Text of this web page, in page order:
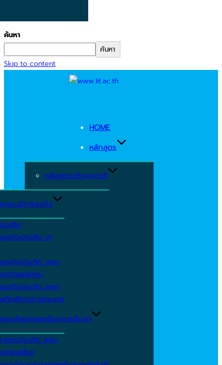
ค้นหา
ค้นหา
Skip to content
HOME
หลักสูตร
หลักสูตรปริญญาตรี
คณะบริหารธุรกิจ
ณฑิต
ธุรกิจบัณฑิต สา
ธุรกิจบัณฑิต สาขา
รกิจสมัยใหม่
ธุรกิจบัณฑิต สาขา
ติกส์ระหว่างประเทศ
คณะศิลปศาสตร์และการศึกษา
สตรบัณฑิต สาขา
ท่องเที่ยว